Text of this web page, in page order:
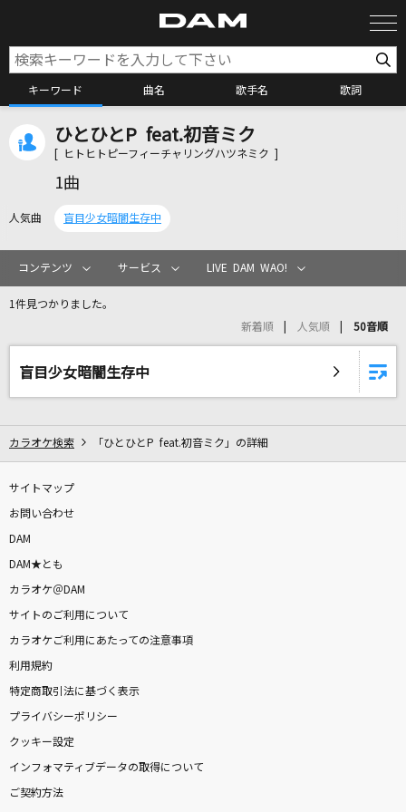
キーワード 曲名 歌手名 歌詞
カラオケ検索
カラオケリクエスト
リアルタイムで歌われている曲の一覧
嵐(アラシ)
familie
lulu.
Mrs. GREEN APPLE
小夜子
ミキト(みきとP) feat.初音ミク
[生音]アイノカタチ feat.HIDE(GReeeeN)
ひとひとP feat.初音ミク
[ ヒトヒトピーフィーチャリングハツネミク ]
1曲
人気曲 盲目少女暗闇生存中
コンテンツ サービス LIVE DAM WAO!
1件見つかりました。
新着順 人気順 50音順
盲目少女暗闇生存中
カラオケ検索 「ひとひとP feat.初音ミク」の詳細
サイトマップ
お問い合わせ
DAM
DAM★とも
カラオケ＠DAM
サイトのご利用について
カラオケご利用にあたっての注意事項
利用規約
特定商取引法に基づく表示
プライバシーポリシー
クッキー設定
インフォマティブデータの取得について
ご契約方法